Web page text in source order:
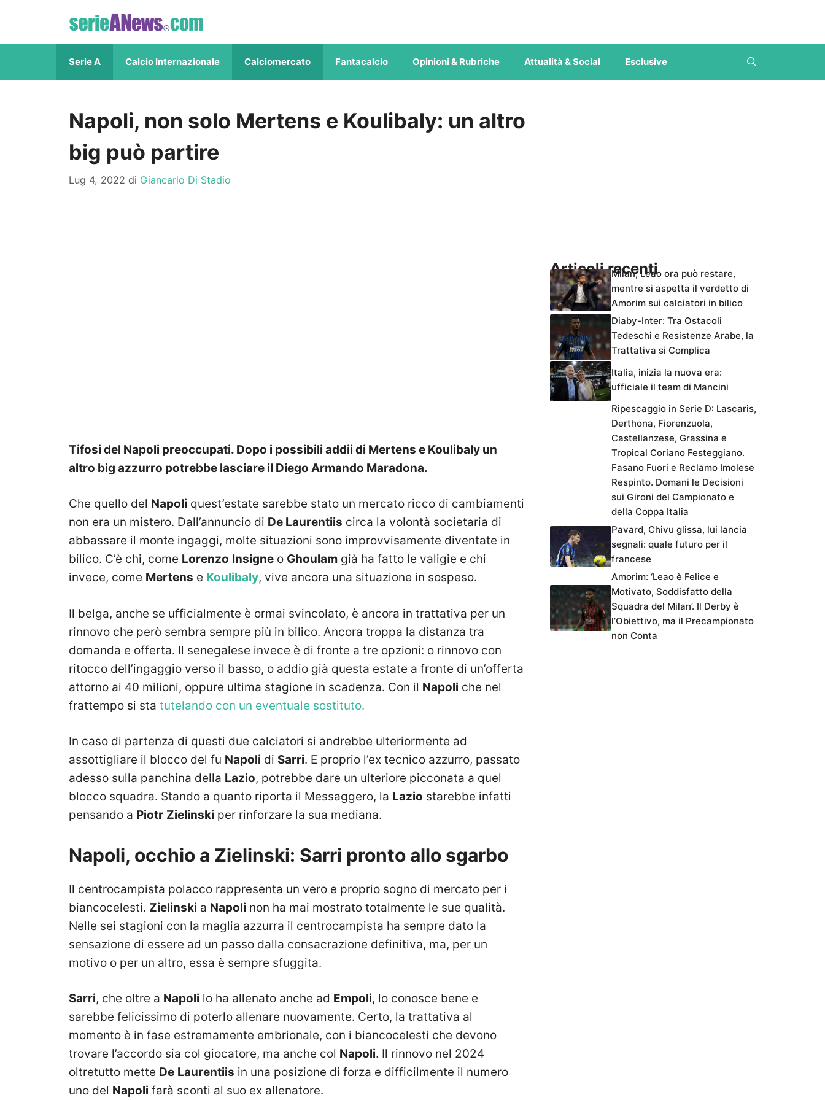
contenuto
Serie A Calcio Internazionale Calciomercato Fantacalcio Opinioni & Rubriche Attualità & Social Esclusive
Napoli, non solo Mertens e Koulibaly: un altro
big può partire
Lug 4, 2022 di Giancarlo Di Stadio
Tifosi del Napoli preoccupati. Dopo i possibili addii di Mertens e Koulibaly un
altro big azzurro potrebbe lasciare il Diego Armando Maradona.
Che quello del Napoli quest’estate sarebbe stato un mercato ricco di cambiamenti
non era un mistero. Dall’annuncio di De Laurentiis circa la volontà societaria di
abbassare il monte ingaggi, molte situazioni sono improvvisamente diventate in
bilico. C’è chi, come Lorenzo Insigne o Ghoulam già ha fatto le valigie e chi
invece, come Mertens e Koulibaly, vive ancora una situazione in sospeso.
Il belga, anche se ufficialmente è ormai svincolato, è ancora in trattativa per un
rinnovo che però sembra sempre più in bilico. Ancora troppa la distanza tra
domanda e offerta. Il senegalese invece è di fronte a tre opzioni: o rinnovo con
ritocco dell’ingaggio verso il basso, o addio già questa estate a fronte di un’offerta
attorno ai 40 milioni, oppure ultima stagione in scadenza. Con il Napoli che nel
frattempo si sta tutelando con un eventuale sostituto.
In caso di partenza di questi due calciatori si andrebbe ulteriormente ad
assottigliare il blocco del fu Napoli di Sarri. E proprio l’ex tecnico azzurro, passato
adesso sulla panchina della Lazio, potrebbe dare un ulteriore picconata a quel
blocco squadra. Stando a quanto riporta il Messaggero, la Lazio starebbe infatti
pensando a Piotr Zielinski per rinforzare la sua mediana.
Napoli, occhio a Zielinski: Sarri pronto allo sgarbo
Il centrocampista polacco rappresenta un vero e proprio sogno di mercato per i
biancocelesti. Zielinski a Napoli non ha mai mostrato totalmente le sue qualità.
Nelle sei stagioni con la maglia azzurra il centrocampista ha sempre dato la
sensazione di essere ad un passo dalla consacrazione definitiva, ma, per un
motivo o per un altro, essa è sempre sfuggita.
Sarri, che oltre a Napoli lo ha allenato anche ad Empoli, lo conosce bene e
sarebbe felicissimo di poterlo allenare nuovamente. Certo, la trattativa al
momento è in fase estremamente embrionale, con i biancocelesti che devono
trovare l’accordo sia col giocatore, ma anche col Napoli. Il rinnovo nel 2024
oltretutto mette De Laurentiis in una posizione di forza e difficilmente il numero
uno del Napoli farà sconti al suo ex allenatore.
Articoli recentiMilan, Leao ora può restare,
mentre si aspetta il verdetto di
Amorim sui calciatori in bilico
Diaby-Inter: Tra Ostacoli
Tedeschi e Resistenze Arabe, la
Trattativa si Complica
Italia, inizia la nuova era:
ufficiale il team di Mancini
Ripescaggio in Serie D: Lascaris,
Derthona, Fiorenzuola,
Castellanzese, Grassina e
Tropical Coriano Festeggiano.
Fasano Fuori e Reclamo Imolese
Respinto. Domani le Decisioni
sui Gironi del Campionato e
della Coppa Italia
Pavard, Chivu glissa, lui lancia
segnali: quale futuro per il
francese
Amorim: ‘Leao è Felice e
Motivato, Soddisfatto della
Squadra del Milan’. Il Derby è
l’Obiettivo, ma il Precampionato
non Conta